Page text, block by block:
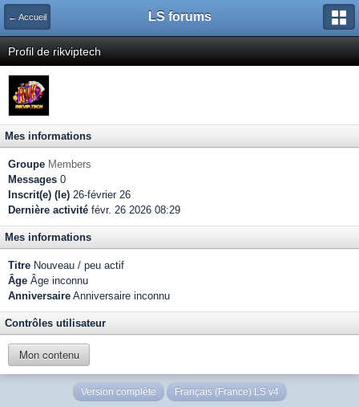
← Accueil LS forums
Profil de rikviptech
Mes informations
Groupe Members
Messages 0
Inscrit(e) (le) 26-février 26
Dernière activité févr. 26 2026 08:29
Mes informations
Titre Nouveau / peu actif
Âge Âge inconnu
Anniversaire Anniversaire inconnu
Contrôles utilisateur
Mon contenu
Version complète Français (France) LS v4